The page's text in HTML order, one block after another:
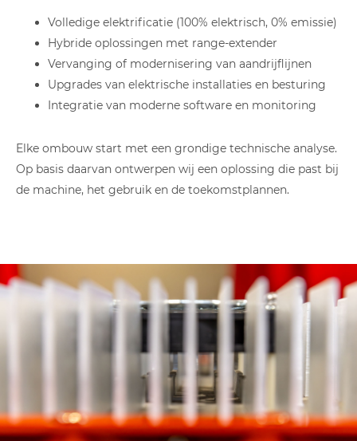
Volledige elektrificatie (100% elektrisch, 0% emissie)
Hybride oplossingen met range-extender
Vervanging of modernisering van aandrijflijnen
Upgrades van elektrische installaties en besturing
Integratie van moderne software en monitoring
Elke ombouw start met een grondige technische analyse.
Op basis daarvan ontwerpen wij een oplossing die past bij
de machine, het gebruik en de toekomstplannen.